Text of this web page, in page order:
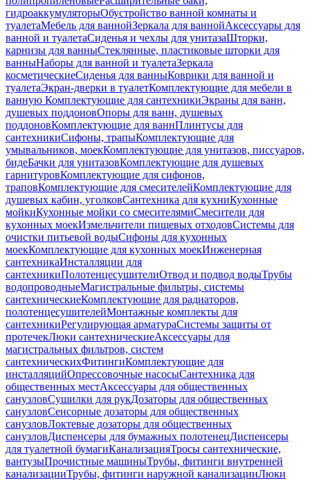
гидроаккумуляторыОбустройство ванной комнаты и
туалетаМебель для ваннойЗеркала для ваннойАксессуары для
ванной и туалетаСиденья и чехлы для унитазаШторки,
карнизы для ванныСтеклянные, пластиковые шторки для
ванныНаборы для ванной и туалетаЗеркала
косметическиеСиденья для ванныКоврики для ванной и
туалетаЭкран-дверки в туалетКомплектующие для мебели в
ванную Комплектующие для сантехникиЭкраны для ванн,
душевых поддоновОпоры для ванн, душевых
поддоновКомплектующие для ваннПлинтусы для
сантехникиСифоны, трапыКомплектующие для
умывальников, моекКомплектующие для унитазов, писсуаров,
бидеБачки для унитазовКомплектующие для душевых
гарнитуровКомплектующие для сифонов,
траповКомплектующие для смесителейКомплектующие для
душевых кабин, уголковСантехника для кухниКухонные
мойкиКухонные мойки со смесителямиСмесители для
кухонных моекИзмельчители пищевых отходовСистемы для
очистки питьевой водыСифоны для кухонных
моекКомплектующие для кухонных моекИнженерная
сантехникаИнсталляции для
сантехникиПолотенцесушителиОтвод и подвод водыТрубы
водопроводныеМагистральные фильтры, системы
сантехническиеКомплектующие для радиаторов,
полотенцесушителейМонтажные комплекты для
сантехникиРегулирующая арматураСистемы защиты от
протечекЛюки сантехническиеАксессуары для
магистральных фильтров, систем
сантехническихФитингиКомплектующие для
инсталляцийОпрессовочные насосыСантехника для
общественных местАксессуары для общественных
санузловСушилки для рукДозаторы для общественных
санузловСенсорные дозаторы для общественных
санузловЛоктевые дозаторы для общественных
санузловДиспенсеры для бумажных полотенецДиспенсеры
для туалетной бумагиКанализацияТросы сантехнические,
вантузыПрочистные машиныТрубы, фитинги внутренней
канализацииТрубы, фитинги наружной канализацииЛюки